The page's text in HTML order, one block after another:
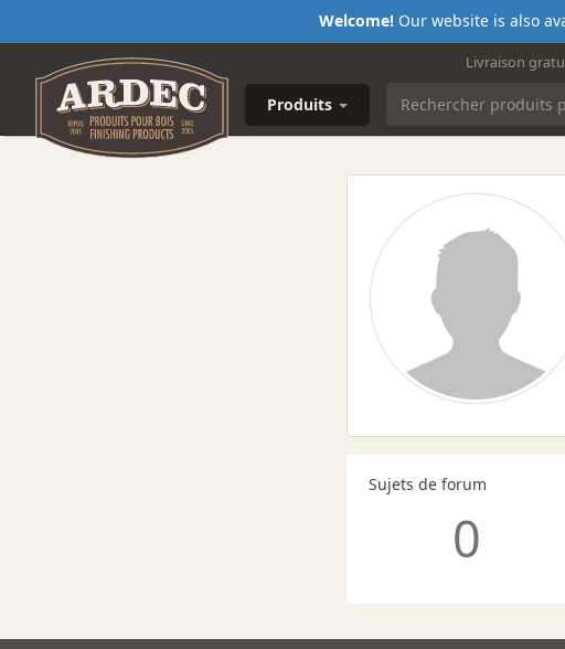
Welcome!Our website is also
Livraison
Produits
Sujets de forum
0